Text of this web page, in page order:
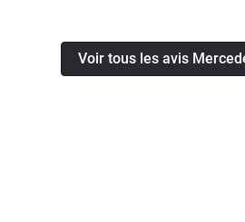
incroyable.Je me
régulièrement
Voir tous les avis